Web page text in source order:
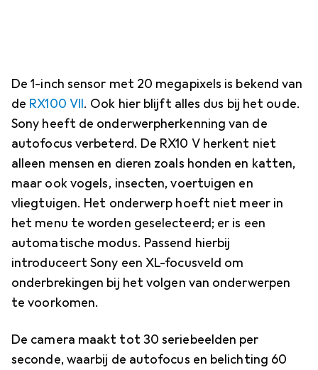
De 1-inch sensor met 20 megapixels is bekend van
de RX100 VII. Ook hier blijft alles dus bij het oude.
Sony heeft de onderwerpherkenning van de
autofocus verbeterd. De RX10 V herkent niet
alleen mensen en dieren zoals honden en katten,
maar ook vogels, insecten, voertuigen en
vliegtuigen. Het onderwerp hoeft niet meer in
het menu te worden geselecteerd; er is een
automatische modus. Passend hierbij
introduceert Sony een XL-focusveld om
onderbrekingen bij het volgen van onderwerpen
te voorkomen.
De camera maakt tot 30 seriebeelden per
seconde, waarbij de autofocus en belichting 60